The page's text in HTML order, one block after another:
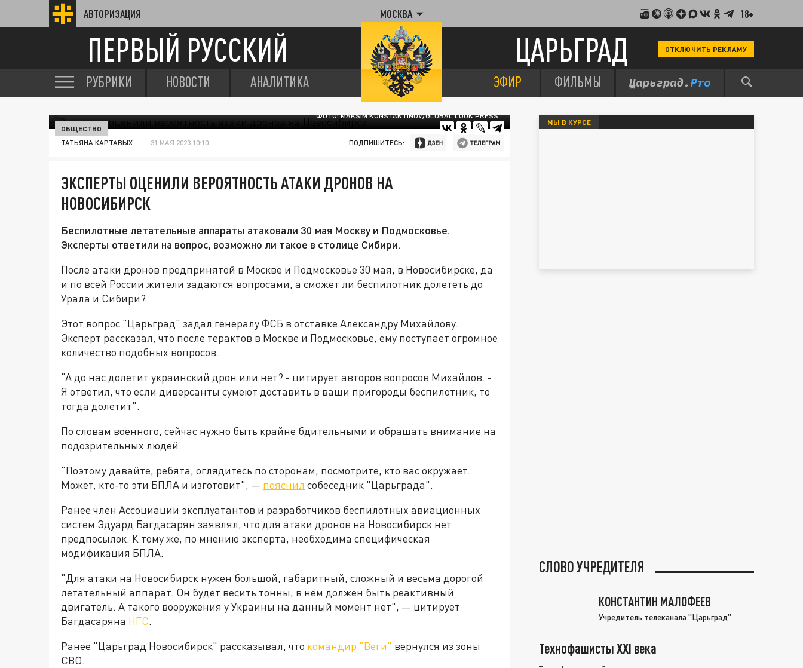
АВТОРИЗАЦИЯ МОСКВА 18+
ПЕРВЫЙ РУССКИЙ ЦАРЬГРАД ОТКЛЮЧИТЬ РЕКЛАМУ
РУБРИКИ НОВОСТИ АНАЛИТИКА ЭФИР ФИЛЬМЫ
ФОТО: MAKSIM KONSTANTINOV/GLOBAL LOOK PRESS
ОБЩЕСТВО
ТАТЬЯНА КАРТАВЫХ 31 МАЯ 2023 10:10 ПОДПИШИТЕСЬ:
ЭКСПЕРТЫ ОЦЕНИЛИ ВЕРОЯТНОСТЬ АТАКИ ДРОНОВ НА
НОВОСИБИРСК
Беспилотные летательные аппараты атаковали 30 мая Москву и Подмосковье.
Эксперты ответили на вопрос, возможно ли такое в столице Сибири.
После атаки дронов предпринятой в Москве и Подмосковье 30 мая, в Новосибирске, да
и по всей России жители задаются вопросами, а сможет ли беспилотник долететь до
Урала и Сибири?
Этот вопрос "Царьград" задал генералу ФСБ в отставке Александру Михайлову.
Эксперт рассказал, что после терактов в Москве и Подмосковье, ему поступает огромное
количество подобных вопросов.
"А до нас долетит украинский дрон или нет? - цитирует авторов вопросов Михайлов. -
Я ответил, что если диверсанты сумеют доставить в ваши пригороды беспилотник, то
тогда долетит".
По словам военного, сейчас нужно быть крайне бдительными и обращать внимание на
подозрительных людей.
"Поэтому давайте, ребята, оглядитесь по сторонам, посмотрите, кто вас окружает.
Может, кто-то эти БПЛА и изготовит", — пояснил собеседник "Царьграда".
Ранее член Ассоциации эксплуатантов и разработчиков беспилотных авиационных
систем Эдуард Багдасарян заявлял, что для атаки дронов на Новосибирск нет
предпосылок. К тому же, по мнению эксперта, необходима специфическая
модификация БПЛА.
"Для атаки на Новосибирск нужен большой, габаритный, сложный и весьма дорогой
летательный аппарат. Он будет весить тонны, в нём должен быть реактивный
двигатель. А такого вооружения у Украины на данный момент нет", — цитирует
Багдасаряна НГС.
Ранее "Царьград Новосибирск" рассказывал, что командир "Веги" вернулся из зоны
СВО.
МЫ В КУРСЕ
СЛОВО УЧРЕДИТЕЛЯ
КОНСТАНТИН МАЛОФЕЕВ
Учредитель телеканала "Царьград"
Технофашисты XXI века